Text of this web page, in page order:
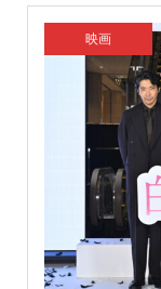
映画